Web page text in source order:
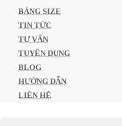
BẢNG SIZE
TIN TỨC
TƯ VẤN
TUYỂN DỤNG
BLOG
HƯỚNG DẪN
LIÊN HỆ